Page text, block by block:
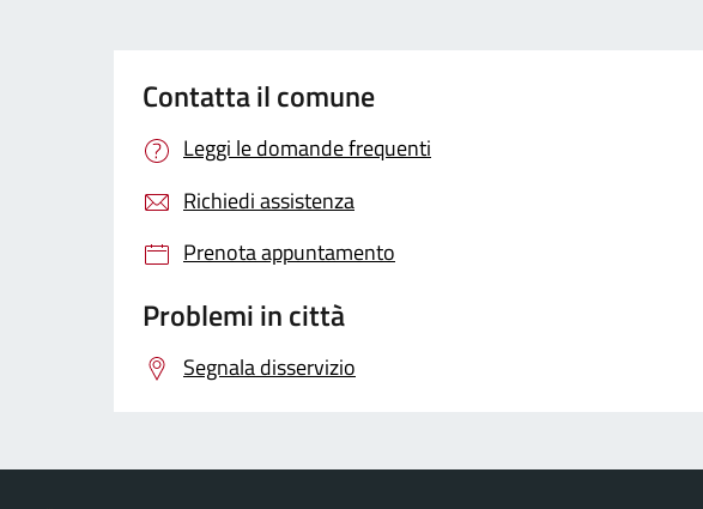
Contatta il comune
Leggi le domande frequenti
Richiedi assistenza
Prenota appuntamento
Problemi in città
Segnala disservizio